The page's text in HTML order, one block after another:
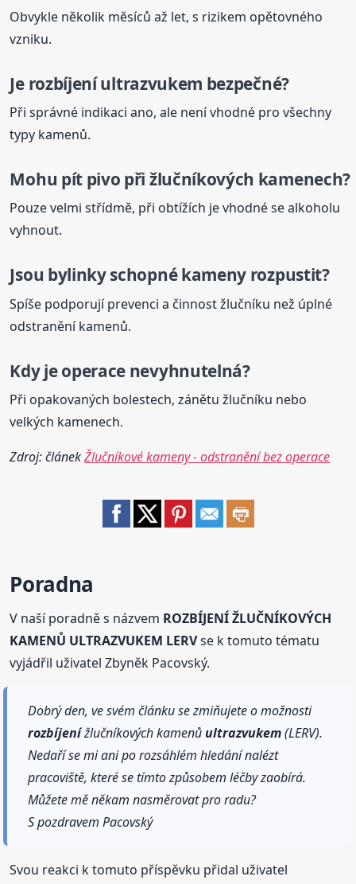
Obvykle několik měsíců až let, s rizikem opětovného
vzniku.
Je rozbíjeníultrazvukem bezpečné?
Při správné indikaci ano, ale není vhodné pro všechny
typy kamenů.
Mohu pít pivo při žlučníkových kamenech?
Pouze velmi střídmě, při obtížích je vhodné se alkoholu
vyhnout.
Jsou bylinky schopnékameny rozpustit?
Spíše podporují prevenci a činnost žlučníku než úplné
odstranění kamenů.
Kdy je operace nevyhnutelná?
Při opakovaných bolestech, zánětu žlučníku nebo
velkých kamenech.
Zdroj: článekŽlučníkové kameny - odstranění bez operace
Poradna
V naší poradně s názvem ROZBÍJENÍ ŽLUČNÍKOVÝCH
KAMENŮ ULTRAZVUKEM LERVse k tomuto tématu
vyjádřil uživatel Zbyněk Pacovský.
Dobrý den, ve svém článku se zmiňujete o možnosti
rozbíjenížlučníkových kamenůultrazvukem(LERV).
Nedaří se mi ani po rozsáhlém hledání nalézt
pracoviště, které se tímto způsobem léčby zaobírá.
Můžete mě někam nasměrovat pro radu?
S pozdravem Pacovský
Svou reakci k tomuto příspěvku přidal uživatel